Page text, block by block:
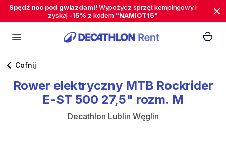
Spędź noc pod gwiazdami! Wypożycz sprzęt kempingowy i
zyskaj -15% z kodem "NAMIOT15"
Cofnij
Rower elektryczny MTB Rockrider
E-ST 500 27​,​5" rozm. M
Decathlon Lublin Węglin